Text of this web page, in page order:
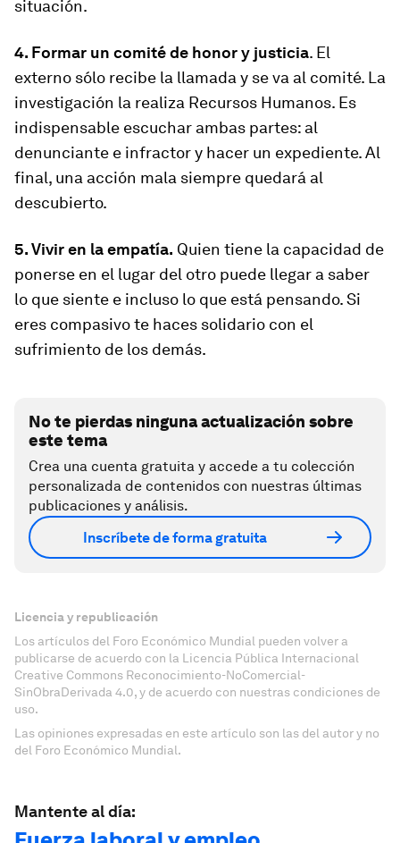
situación.
4. Formar un comité de honor y justicia. El
externo sólo recibe la llamada y se va al comité. La
investigación la realiza Recursos Humanos. Es
indispensable escuchar ambas partes: al
denunciante e infractor y hacer un expediente. Al
final, una acción mala siempre quedará al
descubierto.
5. Vivir en la empatía. Quien tiene la capacidad de
ponerse en el lugar del otro puede llegar a saber
lo que siente e incluso lo que está pensando. Si
eres compasivo te haces solidario con el
sufrimiento de los demás.
No te pierdas ninguna actualización sobre
este tema
Crea una cuenta gratuita y accede a tu colección
personalizada de contenidos con nuestras últimas
publicaciones y análisis.
Inscríbete de forma gratuita
Licencia y republicación
Los artículos del Foro Económico Mundial pueden volver a
publicarse de acuerdo con la Licencia Pública Internacional
Creative Commons Reconocimiento-NoComercial-
SinObraDerivada 4.0, y de acuerdo con nuestras condiciones de
uso.
Las opiniones expresadas en este artículo son las del autor y no
del Foro Económico Mundial.
Mantente al día: